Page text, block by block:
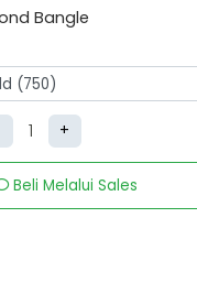
Bangle
+
Beli Melalui Sales